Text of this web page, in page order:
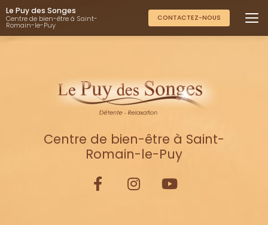
Aller
au
contenu
principal
Le Puy des Songes
Centre de bien-être à Saint-
Romain-le-Puy
CONTACTEZ-NOUS
Centre de bien-être à Saint-
Romain-le-Puy